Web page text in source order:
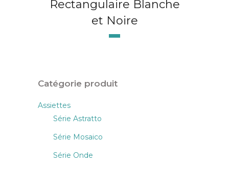
Rectangulaire Blanche
et Noire
Catégorie produit
Assiettes
Série Astratto
Série Mosaico
Série Onde